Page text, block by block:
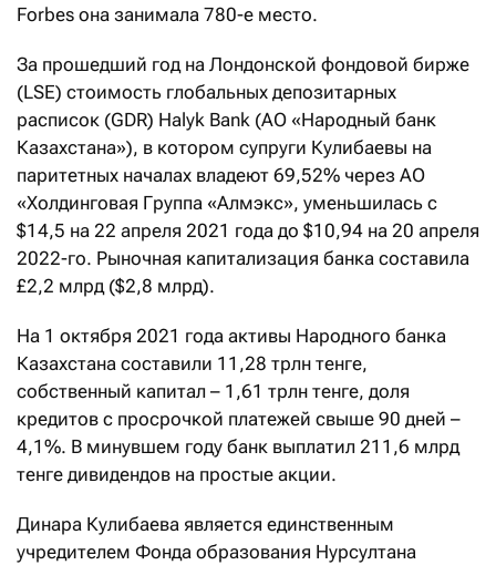
Forbes она занимала 780-е место.
За прошедший год на Лондонской фондовой бирже
(LSE) стоимость глобальных депозитарных
расписок (GDR) Halyk Bank (АО «Народный банк
Казахстана»), в котором супруги Кулибаевы на
паритетных началах владеют 69,52% через АО
«Холдинговая Группа «Алмэкс», уменьшилась с
$14,5 на 22 апреля 2021 года до $10,94 на 20 апреля
2022-го. Рыночная капитализация банка составила
£2,2 млрд ($2,8 млрд).
На 1 октября 2021 года активы Народного банка
Казахстана составили 11,28 трлн тенге,
собственный капитал – 1,61 трлн тенге, доля
кредитов с просрочкой платежей свыше 90 дней –
4,1%. В минувшем году банк выплатил 211,6 млрд
тенге дивидендов на простые акции.
Динара Кулибаева является единственным
учредителем Фонда образования Нурсултана